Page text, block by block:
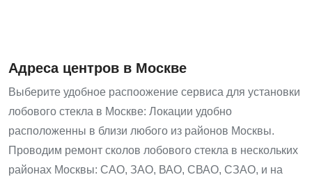
Адреса центров в Москве
Выберите удобное распоожение сервиса для установки
лобового стекла в Москве: Локации удобно
расположенны в близи любого из районов Москвы.
Проводим ремонт сколов лобового стекла в нескольких
районах Москвы: САО, ЗАО, ВАО, СВАО, СЗАО, и на